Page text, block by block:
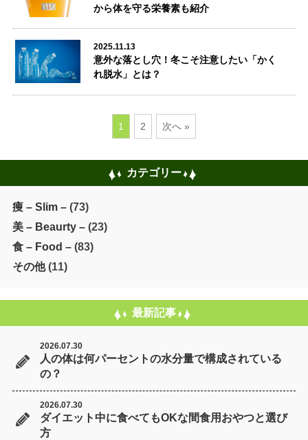
から体を守る栄養素も紹介
2025.11.13
意外な落とし穴！冬こそ注意したい「かく
れ脱水」とは？
1 2 次へ »
カテゴリー
痩 – Slim –(73)
美 – Beaurty –(23)
食 – Food –(83)
その他(11)
最新記事
2026.07.30
人の体は何パーセントの水分量で構成されている
の？
2026.07.30
ダイエット中に食べてもOKな間食用おやつと選び
方